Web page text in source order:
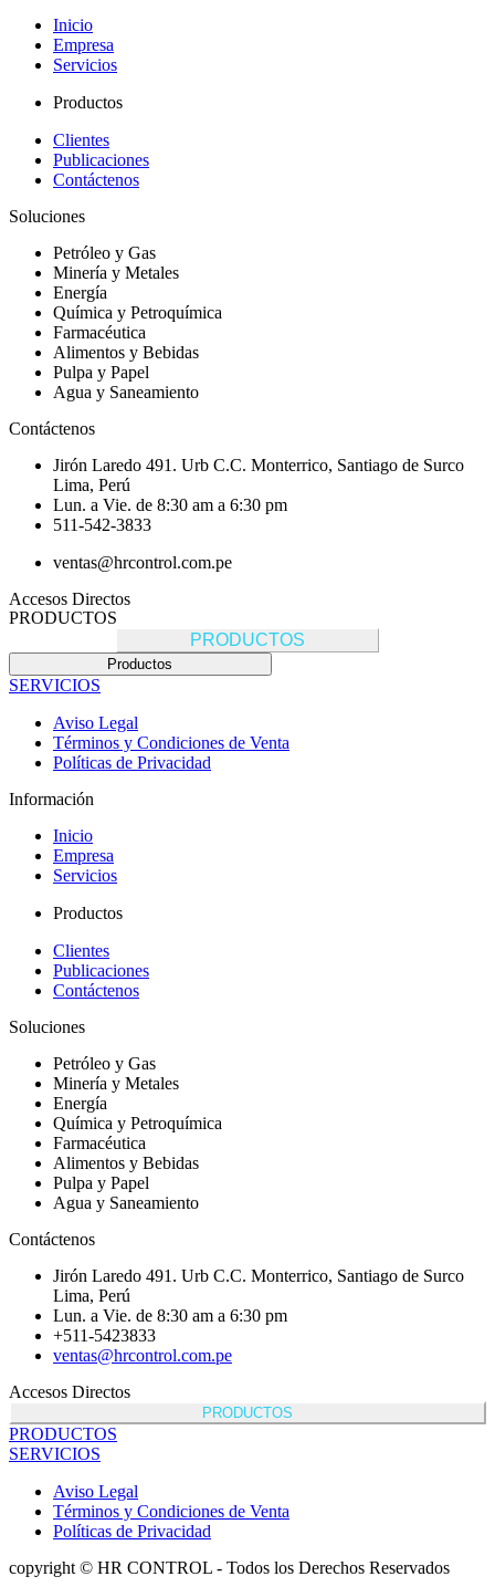
Inicio
Empresa
Servicios
Productos
Clientes
Publicaciones
Contáctenos
Soluciones
Petróleo y Gas
Minería y Metales
Energía
Química y Petroquímica
Farmacéutica
Alimentos y Bebidas
Pulpa y Papel
Agua y Saneamiento
Contáctenos
Jirón Laredo 491. Urb C.C. Monterrico, Santiago de Surco
Lima, Perú
Lun. a Vie. de 8:30 am a 6:30 pm
511-542-3833
ventas@hrcontrol.com.pe
Accesos Directos
PRODUCTOS
PRODUCTOS
Productos
SERVICIOS
Aviso Legal
Términos y Condiciones de Venta
Políticas de Privacidad
Información
Inicio
Empresa
Servicios
Productos
Clientes
Publicaciones
Contáctenos
Soluciones
Petróleo y Gas
Minería y Metales
Energía
Química y Petroquímica
Farmacéutica
Alimentos y Bebidas
Pulpa y Papel
Agua y Saneamiento
Contáctenos
Jirón Laredo 491. Urb C.C. Monterrico, Santiago de Surco
Lima, Perú
Lun. a Vie. de 8:30 am a 6:30 pm
+511-5423833
ventas@hrcontrol.com.pe
Accesos Directos
PRODUCTOS
PRODUCTOS
SERVICIOS
Aviso Legal
Términos y Condiciones de Venta
Políticas de Privacidad
copyright © HR CONTROL - Todos los Derechos Reservados